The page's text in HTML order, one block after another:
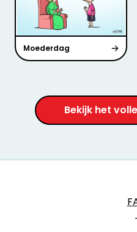
Moederdag
Bekijk het